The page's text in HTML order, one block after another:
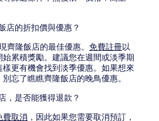
店的折扣價與優惠？
齊隆飯店的最佳優惠。 免費註冊以
累積獎勵。建議您在週間或淡季期
更有機會找到淡季優惠。如果想來
忘了瞧瞧齊隆飯店的晚鳥優惠。
，是否能獲得退款？
費取消 ，因此如果您需要取消預訂，